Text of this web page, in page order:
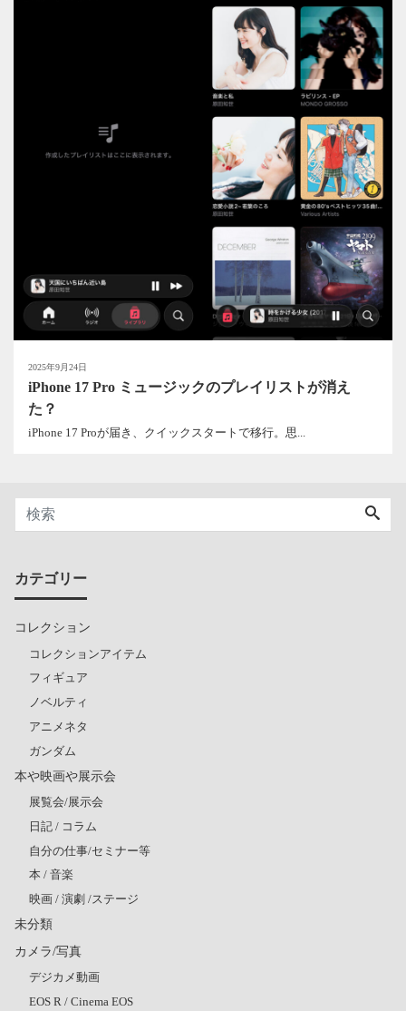
2025年9月24日
iPhone 17 Pro ミュージックのプレイリストが消え
た？
iPhone 17 Proが届き、クイックスタートで移行。思...
カテゴリー
コレクション
コレクションアイテム
フィギュア
ノベルティ
アニメネタ
ガンダム
本や映画や展示会
展覧会/展示会
日記 / コラム
自分の仕事/セミナー等
本 / 音楽
映画 / 演劇 /ステージ
未分類
カメラ/写真
デジカメ動画
EOS R / Cinema EOS